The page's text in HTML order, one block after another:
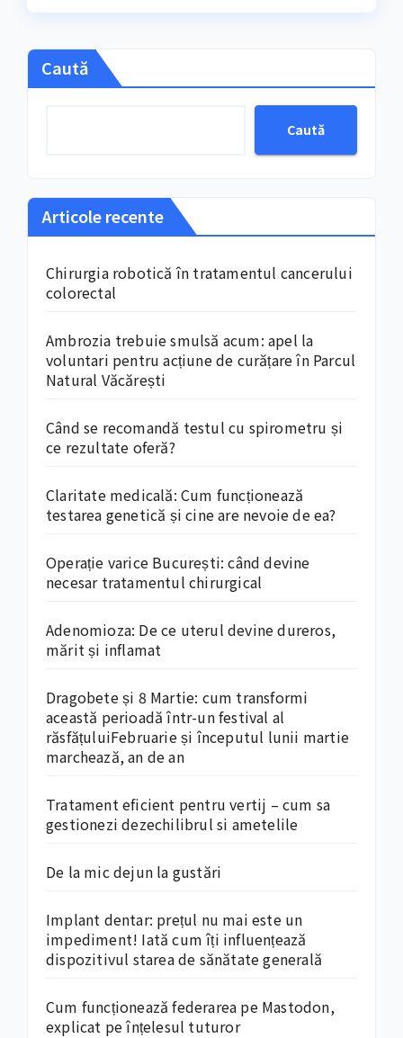
Caută
Caută
Articole recente
Chirurgia robotică în tratamentul cancerului
colorectal
Ambrozia trebuie smulsă acum: apel la
voluntari pentru acțiune de curățare în Parcul
Natural Văcărești
Când se recomandă testul cu spirometru și
ce rezultate oferă?
Claritate medicală: Cum funcționează
testarea genetică și cine are nevoie de ea?
Operație varice București: când devine
necesar tratamentul chirurgical
Adenomioza: De ce uterul devine dureros,
mărit și inflamat
Dragobete și 8 Martie: cum transformi
această perioadă într-un festival al
răsfățuluiFebruarie și începutul lunii martie
marchează, an de an
Tratament eficient pentru vertij – cum sa
gestionezi dezechilibrul si ametelile
De la mic dejun la gustări
Implant dentar: prețul nu mai este un
impediment! Iată cum îți influențează
dispozitivul starea de sănătate generală
Cum funcționează federarea pe Mastodon,
explicat pe înțelesul tuturor